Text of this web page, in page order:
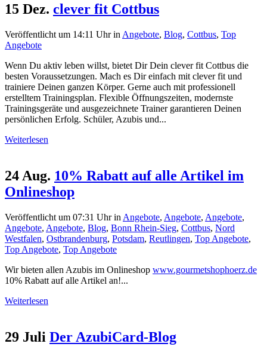
15 Dez. clever fit Cottbus
Veröffentlicht um 14:11 Uhrin Angebote, Blog, Cottbus, Top
Angebote
Wenn Du aktiv leben willst, bietet Dir Dein clever fit Cottbus die
besten Voraussetzungen. Mach es Dir einfach mit clever fit und
trainiere Deinen ganzen Körper. Gerne auch mit professionell
erstelltem Trainingsplan. Flexible Öffnungszeiten, modernste
Trainingsgeräte und ausgezeichnete Trainer garantieren Deinen
persönlichen Erfolg. Schüler, Azubis und...
Weiterlesen
24 Aug. 10% Rabatt auf alle Artikel im
Onlineshop
Veröffentlicht um 07:31 Uhrin Angebote, Angebote, Angebote,
Angebote, Angebote, Blog, Bonn Rhein-Sieg, Cottbus, Nord
Westfalen, Ostbrandenburg, Potsdam, Reutlingen, Top Angebote,
Top Angebote, Top Angebote
Wir bieten allen Azubis im Onlineshop www.gourmetshophoerz.de
10% Rabatt auf alle Artikel an!...
Weiterlesen
29 Juli Der AzubiCard-Blog